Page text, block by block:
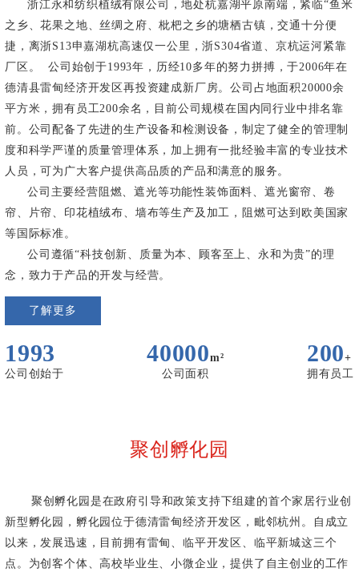
浙江永和纺织植绒有限公司，地处杭嘉湖平原南端，紧临“鱼米
之乡、花果之地、丝绸之府、枇杷之乡的塘栖古镇，交通十分便
捷，离浙S13申嘉湖杭高速仅一公里，浙S304省道、京杭运河紧靠
厂区。 公司始创于1993年，历经10多年的努力拼搏，于2006年在
德清县雷甸经济开发区再投资建成新厂房。公司占地面积20000余
平方米，拥有员工200余名，目前公司规模在国内同行业中排名靠
前。公司配备了先进的生产设备和检测设备，制定了健全的管理制
度和科学严谨的质量管理体系，加上拥有一批经验丰富的专业技术
人员，可为广大客户提供高品质的产品和满意的服务。
公司主要经营阻燃、遮光等功能性装饰面料、遮光窗帘、卷
帘、片帘、印花植绒布、墙布等生产及加工，阻燃可达到欧美国家
等国际标准。
公司遵循“科技创新、质量为本、顾客至上、永和为贵”的理
念，致力于产品的开发与经营。
了解更多
1993
公司创始于
40000m²
公司面积
200+
拥有员工
聚创孵化园
聚创孵化园是在政府引导和政策支持下组建的首个家居行业创
新型孵化园，孵化园位于德清雷甸经济开发区，毗邻杭州。自成立
以来，发展迅速，目前拥有雷甸、临平开发区、临平新城这三个
点。为创客个体、高校毕业生、小微企业，提供了自主创业的工作